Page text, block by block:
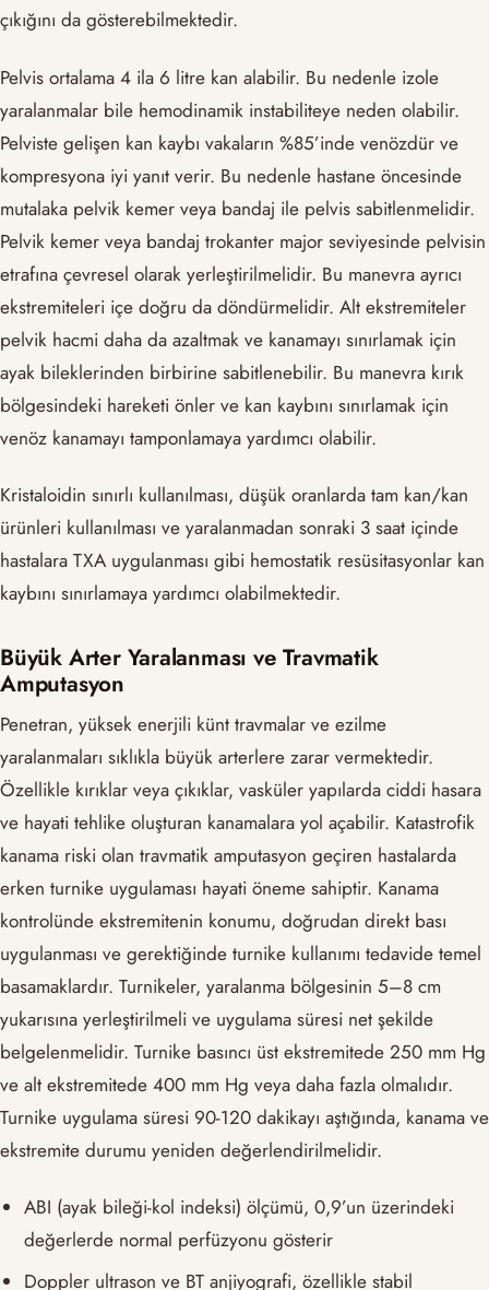
çıkığını da gösterebilmektedir.
Pelvis ortalama 4 ila 6 litre kan alabilir. Bu nedenle izole
yaralanmalar bile hemodinamik instabiliteye neden olabilir.
Pelviste gelişen kan kaybı vakaların %85’inde venözdür ve
kompresyona iyi yanıt verir. Bu nedenle hastane öncesinde
mutalaka pelvik kemer veya bandaj ile pelvis sabitlenmelidir.
Pelvik kemer veya bandaj trokanter major seviyesinde pelvisin
etrafına çevresel olarak yerleştirilmelidir. Bu manevra ayrıcı
ekstremiteleri içe doğru da döndürmelidir. Alt ekstremiteler
pelvik hacmi daha da azaltmak ve kanamayı sınırlamak için
ayak bileklerinden birbirine sabitlenebilir. Bu manevra kırık
bölgesindeki hareketi önler ve kan kaybını sınırlamak için
venöz kanamayı tamponlamaya yardımcı olabilir.
Kristaloidin sınırlı kullanılması, düşük oranlarda tam kan/kan
ürünleri kullanılması ve yaralanmadan sonraki 3 saat içinde
hastalara TXA uygulanması gibi hemostatik resüsitasyonlar kan
kaybını sınırlamaya yardımcı olabilmektedir.
Büyük Arter Yaralanması ve Travmatik
Amputasyon
Penetran, yüksek enerjili künt travmalar ve ezilme
yaralanmaları sıklıkla büyük arterlere zarar vermektedir.
Özellikle kırıklar veya çıkıklar, vasküler yapılarda ciddi hasara
ve hayati tehlike oluşturan kanamalara yol açabilir. Katastrofik
kanama riski olan travmatik amputasyon geçiren hastalarda
erken turnike uygulaması hayati öneme sahiptir. Kanama
kontrolünde ekstremitenin konumu, doğrudan direkt bası
uygulanması ve gerektiğinde turnike kullanımı tedavide temel
basamaklardır. Turnikeler, yaralanma bölgesinin 5–8 cm
yukarısına yerleştirilmeli ve uygulama süresi net şekilde
belgelenmelidir. Turnike basıncı üst ekstremitede 250 mm Hg
ve alt ekstremitede 400 mm Hg veya daha fazla olmalıdır.
Turnike uygulama süresi 90-120 dakikayı aştığında, kanama ve
ekstremite durumu yeniden değerlendirilmelidir.
ABI (ayak bileği-kol indeksi) ölçümü, 0,9’un üzerindeki
değerlerde normal perfüzyonu gösterir
Doppler ultrason ve BT anjiyografi, özellikle stabil